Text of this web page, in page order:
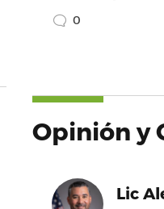
0
Opinión y
Lic